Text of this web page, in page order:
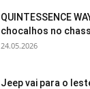
QUINTESSENCE
chocalhos no
24.05.2026
Jeep vai para o